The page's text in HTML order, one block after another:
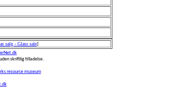
salg - Glass sale]
skriftlig tilladelse.
resource museum